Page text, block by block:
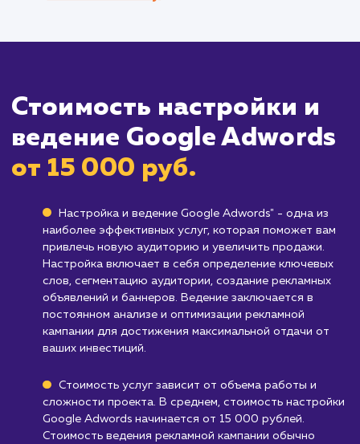
Кому не подходит данный
Бизнесам с очень ограниченным
Google Adwords может быть довольно
затратным, особенно для малого бизнеса, и
требует тщательного управления
Бизнесам, предлагающим товары и
запрещенные для рекламы в Google
Есть определенные категории товаров и
которые не могут рекламироваться через
Узнать почему